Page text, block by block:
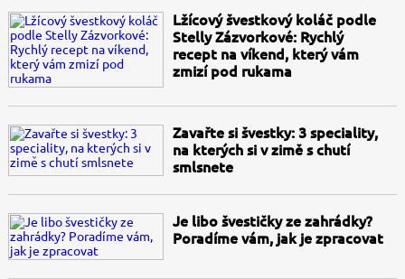
Lžícový švestkový koláč podle
Stelly Zázvorkové: Rychlý
recept na víkend, který vám
zmizí pod rukama
Zavařte si švestky: 3 speciality,
na kterých si v zimě s chutí
smlsnete
Je libo švestičky ze zahrádky?
Poradíme vám, jak je zpracovat